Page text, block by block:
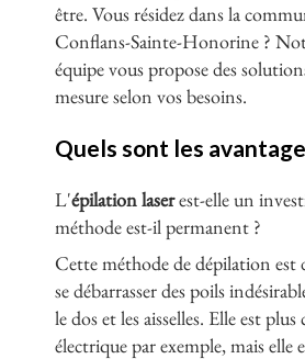
être. Vous résidez dans la
Conflans-Sainte-Honorine ?
équipe vous propose des
mesure selon vos besoins.
Quels sont les
L'épilation laserest-elle un
méthode est-il permanent ?
Cette méthode de dépilation est
se débarrasser des poils
le dos et les aisselles. Elle est
électrique par exemple, mais